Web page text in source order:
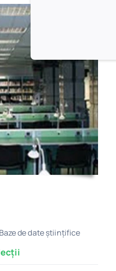
Baze de date științifice